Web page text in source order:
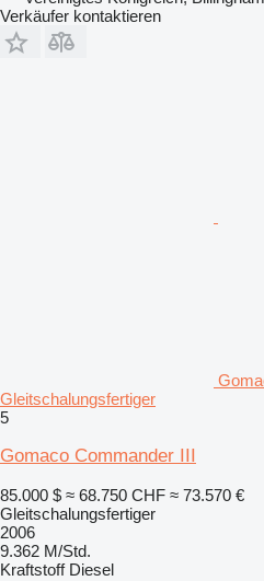
Verkäufer kontaktieren
Gleitschalungsfertiger
5
Gomaco Commander III
85.000 $ ≈ 68.750 CHF ≈ 73.570 €
Gleitschalungsfertiger
2006
9.362 M/Std.
Kraftstoff Diesel